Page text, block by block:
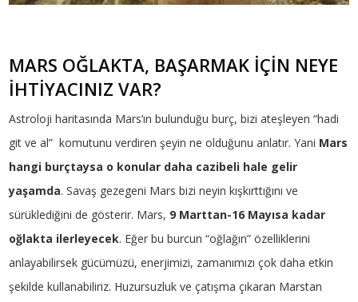
MARS OĞLAKTA, BAŞARMAK İÇİN NEYE
İHTİYACINIZ VAR?
Astroloji haritasında Mars’ın bulunduğu burç, bizi ateşleyen “hadi
git ve al” komutunu verdiren şeyin ne olduğunu anlatır. Yani Mars
hangi burçtaysa o konular daha cazibeli hale gelir
yaşamda. Savaş gezegeni Mars bizi neyin kışkırttığını ve
sürüklediğini de gösterir. Mars, 9 Marttan-16 Mayısa kadar
oğlakta ilerleyecek. Eğer bu burcun “oğlağın” özelliklerini
anlayabilirsek gücümüzü, enerjimizi, zamanımızı çok daha etkin
şekilde kullanabiliriz. Huzursuzluk ve çatışma çıkaran Marstan